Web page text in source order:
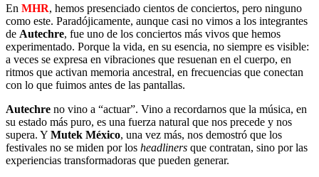
En MHR, hemos presenciado cientos de conciertos, pero ninguno
como este. Paradójicamente, aunque casi no vimos a los integrantes
de Autechre, fue uno de los conciertos más vivos que hemos
experimentado. Porque la vida, en su esencia, no siempre es visible:
a veces se expresa en vibraciones que resuenan en el cuerpo, en
ritmos que activan memoria ancestral, en frecuencias que conectan
con lo que fuimos antes de las pantallas.
Autechre no vino a “actuar”. Vino a recordarnos que la música, en
su estado más puro, es una fuerza natural que nos precede y nos
supera. Y Mutek México, una vez más, nos demostró que los
festivales no se miden por los headliners que contratan, sino por las
experiencias transformadoras que pueden generar.